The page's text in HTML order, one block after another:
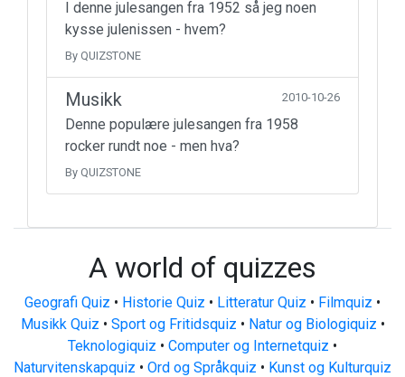
I denne julesangen fra 1952 så jeg noen
kysse julenissen - hvem?
By QUIZSTONE
Musikk 2010-10-26
Denne populære julesangen fra 1958
rocker rundt noe - men hva?
By QUIZSTONE
A world of quizzes
Geografi Quiz • Historie Quiz • Litteratur Quiz • Filmquiz •
Musikk Quiz • Sport og Fritidsquiz • Natur og Biologiquiz •
Teknologiquiz • Computer og Internetquiz •
Naturvitenskapquiz • Ord og Språkquiz • Kunst og Kulturquiz